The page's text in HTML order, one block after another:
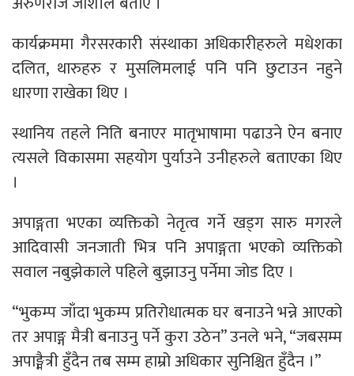
कार्यक्रममा गैरसरकारी संस्थाका अधिकारीहरुले मधेशका
दलित, थारुहरु र मुसलिमलाई पनि पनि छुटाउन नहुने
धारणा राखेका थिए ।
स्थानिय तहले निति बनाएर मातृभाषामा पढाउने ऐन बनाए
त्यसले विकासमा सहयोग पुर्याउने उनीहरुले बताएका थिए
।
अपाङ्गता भएका व्यक्तिको नेतृत्व गर्ने खड्ग सारु मगरले
आदिवासी जनजाती भित्र पनि अपाङ्गता भएको व्यक्तिको
सवाल नबुझेकाले पहिले बुझाउनु पर्नेमा जोड दिए ।
“भुकम्प जाँदा भुकम्प प्रतिरोधात्मक घर बनाउने भन्ने आएको
तर अपाङ्ग मैत्री बनाउनु पर्ने कुरा उठेन” उनले भने, “जबसम्म
अपाङ्मैत्री हुँदैन तब सम्म हाम्रो अधिकार सुनिश्चित हुँदैन ।”